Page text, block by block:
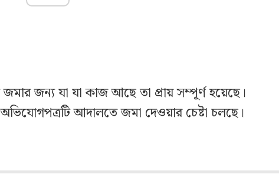
জন্য যা যা কাজ আছে তা প্রায় সম্পূর্ণ হয়েছে।
আদালতে জমা দেওয়ার চেষ্টা চলছে।